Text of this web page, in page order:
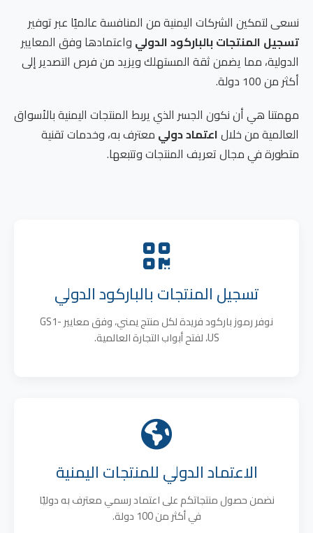
نسعى لتمكين الشركات اليمنية من المنافسة عالميًا عبر توفير
تسجيل المنتجات بالباركود الدولي واعتمادها وفق المعايير
الدولية، مما يضمن ثقة المستهلك ويزيد من فرص التصدير إلى
أكثر من 100 دولة.
مهمتنا هي أن نكون الجسر الذي يربط المنتجات اليمنية بالأسواق
العالمية من خلالاعتماد دولي معترف به، وخدمات تقنية
متطورة في مجال تعريف المنتجات وتتبعها.
تسجيل المنتجات بالباركود الدولي
نوفر رموز باركود فريدة لكل منتج يمني، وفق معايير GS1-
US، لفتح أبواب التجارة العالمية.
الاعتماد الدولي للمنتجات اليمنية
نضمن حصول منتجاتكم على اعتماد رسمي معترف به دوليًا
في أكثر من 100 دولة.